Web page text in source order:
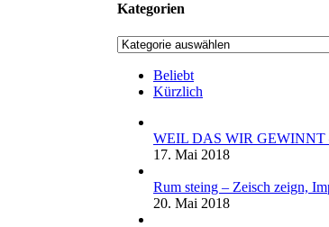
Kategorien
Kategorien
Beliebt
Kürzlich
WEIL DAS WIR
17. Mai 2018
Rum steing – Zeisch zeign,
20. Mai 2018